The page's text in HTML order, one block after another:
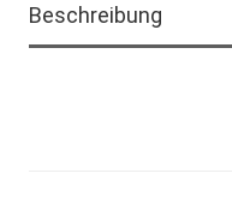
Beschreibung